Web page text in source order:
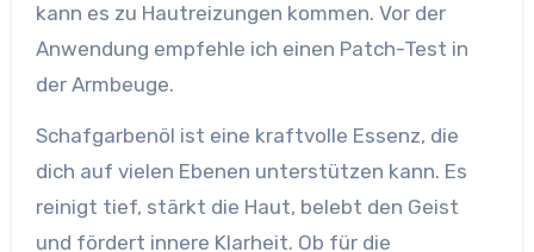
kann es zu Hautreizungen kommen. Vor der
Anwendung empfehle ich einen Patch-Test in
der Armbeuge.
Schafgarbenöl ist eine kraftvolle Essenz, die
dich auf vielen Ebenen unterstützen kann. Es
reinigt tief, stärkt die Haut, belebt den Geist
und fördert innere Klarheit. Ob für die